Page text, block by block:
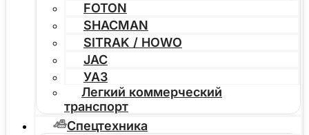
FOTON
SHACMAN
SITRAK / HOWO
JAC
УАЗ
Легкий коммерческий
транспорт
Спецтехника